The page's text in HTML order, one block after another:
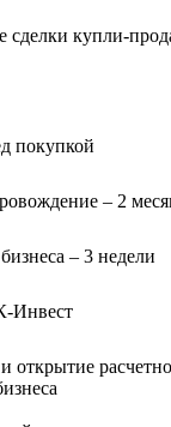
сделки купли-
покупкой
– 2
– 3 недели
Инвест